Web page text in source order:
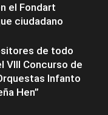
el Fondart
ciudadano
de todo
VIII Concurso de
Infanto
Hen”